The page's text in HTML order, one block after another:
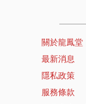
關於龍鳳堂
最新消息
隱私政策
服務條款